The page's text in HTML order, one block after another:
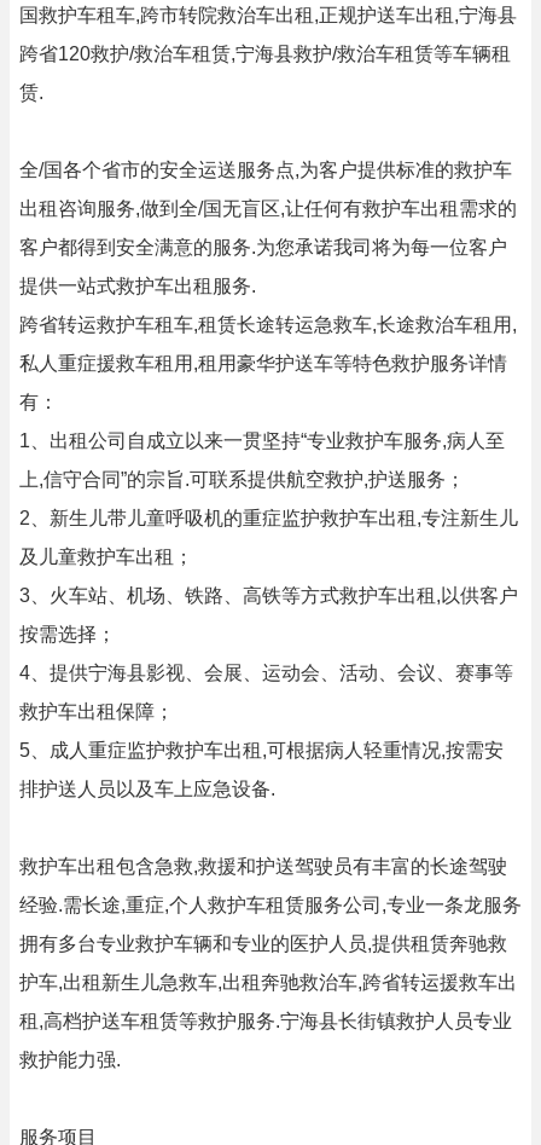
国救护车租车,跨市转院救治车出租,正规护送车出租,宁海县
跨省120救护/救治车租赁,宁海县救护/救治车租赁等车辆租
赁.
全/国各个省市的安全运送服务点,为客户提供标准的救护车
出租咨询服务,做到全/国无盲区,让任何有救护车出租需求的
客户都得到安全满意的服务.为您承诺我司将为每一位客户
提供一站式救护车出租服务.
跨省转运救护车租车,租赁长途转运急救车,长途救治车租用,
私人重症援救车租用,租用豪华护送车等特色救护服务详情
有：
1、出租公司自成立以来一贯坚持“专业救护车服务,病人至
上,信守合同”的宗旨.可联系提供航空救护,护送服务；
2、新生儿带儿童呼吸机的重症监护救护车出租,专注新生儿
及儿童救护车出租；
3、火车站、机场、铁路、高铁等方式救护车出租,以供客户
按需选择；
4、提供宁海县影视、会展、运动会、活动、会议、赛事等
救护车出租保障；
5、成人重症监护救护车出租,可根据病人轻重情况,按需安
排护送人员以及车上应急设备.
救护车出租包含急救,救援和护送驾驶员有丰富的长途驾驶
经验.需长途,重症,个人救护车租赁服务公司,专业一条龙服务
拥有多台专业救护车辆和专业的医护人员,提供租赁奔驰救
护车,出租新生儿急救车,出租奔驰救治车,跨省转运援救车出
租,高档护送车租赁等救护服务.宁海县长街镇救护人员专业
救护能力强.
服务项目